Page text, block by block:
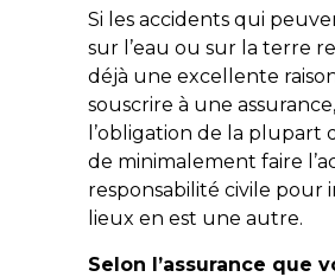
Si les accidents qui
sur l’eau ou sur la terre
déjà une excellente
souscrire à une assurance,
l’obligation de la plupart
de minimalement faire
responsabilité civile pour
lieux en est une autre.
Selon l’assurance que